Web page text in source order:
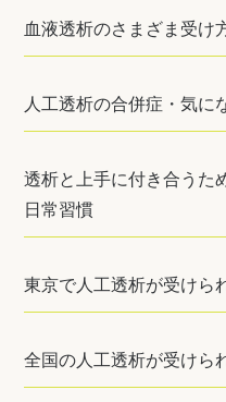
血液透析のさまざま受け
人工透析の合併症・気に
透析と上手に付き合うた
日常習慣
東京で人工透析が受けら
全国の人工透析が受けら